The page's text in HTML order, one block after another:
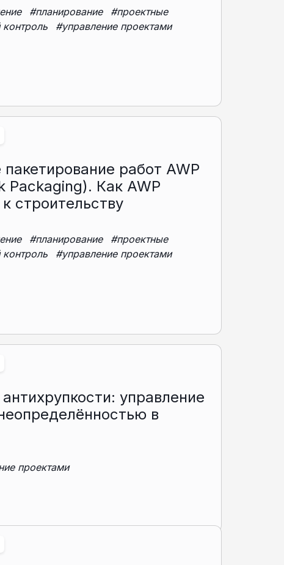
#планирование
#проектные
#управление проектами
работ AWP
Packaging). Как AWP
строительству
#планирование
#проектные
#управление проектами
управление
в
проектами